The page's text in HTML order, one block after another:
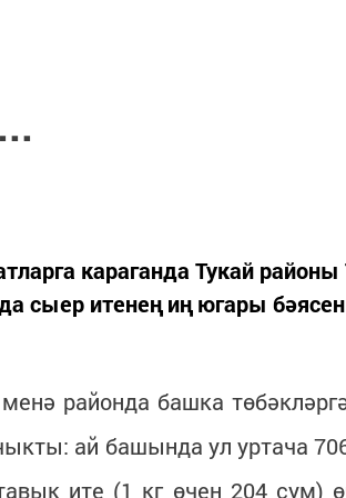
караганда Тукай районы
сыер итенең иң югары
районда башка
ай башында ул уртача
ите (1 кг өчен 204 сум)